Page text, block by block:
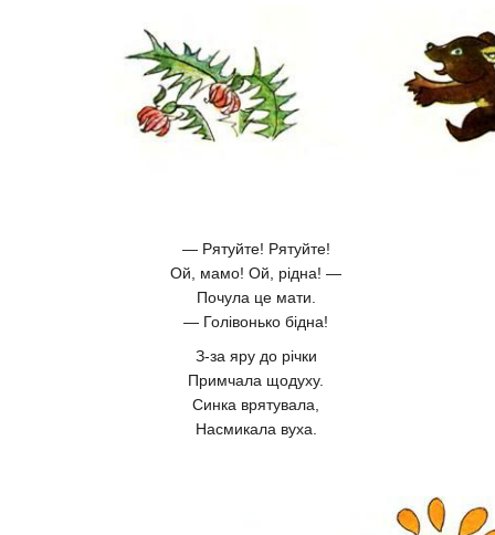
— Рятуйте! Рятуйте!
Ой, мамо! Ой, рідна! —
Почула це мати.
— Голівонько бідна!
З-за яру до річки
Примчала щодуху.
Синка врятувала,
Насмикала вуха.